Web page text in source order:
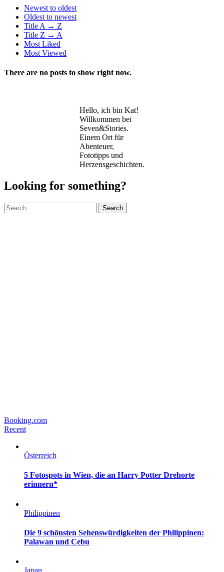
Newest to oldest
Oldest to newest
Title A → Z
Title Z → A
Most Liked
Most Viewed
There are no posts to show right now.
Hello, ich bin Kat!
Willkommen bei
Seven&Stories.
Einem Ort für
Abenteuer,
Fototipps und
Herzensgeschichten.
Looking for something?
Search
Booking.com
Recent
Österreich
5 Fotospots in Wien, die an Harry Potter Drehorte
erinnern*
Philippinen
Die 9 schönsten Sehenswürdigkeiten der Philippinen:
Palawan und Cebu
Japan